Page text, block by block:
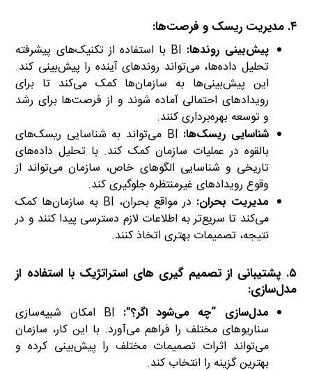
۴. مدیریت ریسک و فرصت‌ها:
پیش‌بینی روندها:
BI با استفاده از تکنیک‌های پیشرفته
تحلیل داده‌ها، می‌تواند روندهای آینده را پیش‌بینی کند.
این پیش‌بینی‌ها به سازمان‌ها کمک می‌کند تا برای
رویدادهای احتمالی آماده شوند و از فرصت‌ها برای رشد
و توسعه بهره‌برداری کنند.
شناسایی ریسک‌ها:
BI می‌تواند به شناسایی ریسک‌های
بالقوه در عملیات سازمان کمک کند. با تحلیل داده‌های
تاریخی و شناسایی الگوهای خاص، سازمان می‌تواند از
وقوع رویدادهای غیرمنتظره جلوگیری کند.
مدیریت بحران:
در مواقع بحران، BI به سازمان‌ها کمک
می‌کند تا سریع‌تر به اطلاعات لازم دسترسی پیدا کنند و در
نتیجه، تصمیمات بهتری اتخاذ کنند.
۵. پشتیبانی از تصمیم گیری های استراتژیک با استفاده از
مدل‌سازی:
مدل‌سازی “چه می‌شود اگر؟”:
BI امکان شبیه‌سازی
سناریوهای مختلف را فراهم می‌آورد. با این کار، سازمان
می‌تواند اثرات تصمیمات مختلف را پیش‌بینی کرده و
بهترین گزینه را انتخاب کند.